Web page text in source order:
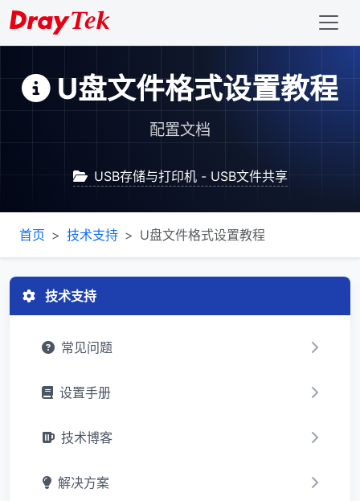
U盘文件格式设置教程
配置文档
USB存储与打印机 - USB文件共享
首页 技术支持 U盘文件格式设置教程
技术支持
常见问题
设置手册
技术博客
解决方案